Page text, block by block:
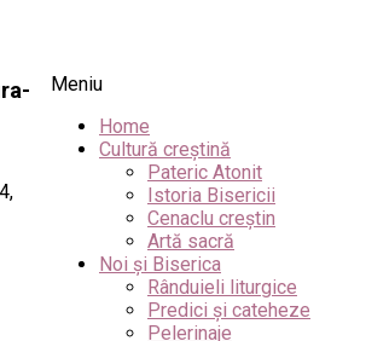
Meniu
Home
Cultură creștină
Pateric Atonit
Istoria Bisericii
Cenaclu creștin
Artă sacră
Noi și Biserica
Rânduieli liturgice
Predici și cateheze
Pelerinaje